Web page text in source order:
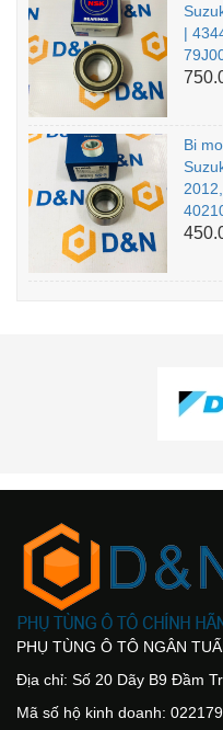
|
Bi
PHỤ TÙNG Ô TÔ NGÂN
Địa chỉ: Số 20 Dãy B9 Đầm
Mã số hộ kinh doanh: